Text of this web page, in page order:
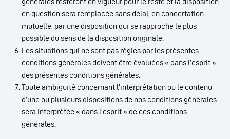
en question sera remplacée sans délai, en concertation
mutuelle, par une disposition qui se rapproche le plus
possible du sens de la disposition originale.
Les situations qui ne sont pas régies par les présentes
conditions générales doivent être évaluées « dans l’esprit »
des présentes conditions générales.
Toute ambiguïté concernant l’interprétation ou le contenu
d’une ou plusieurs dispositions de nos conditions générales
sera interprétée « dans l’esprit » de ces conditions
générales.